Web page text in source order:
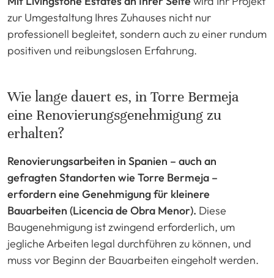
zur Umgestaltung Ihres Zuhauses nicht nur
professionell begleitet, sondern auch zu einer rundum
positiven und reibungslosen Erfahrung.
Wie lange dauert es, in Torre Bermeja
eine Renovierungsgenehmigung zu
erhalten?
Renovierungsarbeiten in Spanien – auch an
gefragten Standorten wie Torre Bermeja –
erfordern eine Genehmigung für kleinere
Bauarbeiten (Licencia de Obra Menor). Diese
Baugenehmigung ist zwingend erforderlich, um
jegliche Arbeiten legal durchführen zu können, und
muss vor Beginn der Bauarbeiten eingeholt werden.